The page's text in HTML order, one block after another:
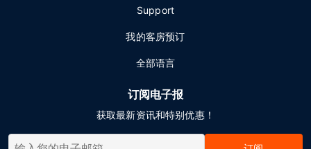
Support
我的客房预订
全部语言
订阅电子报
获取最新资讯和特别优惠！